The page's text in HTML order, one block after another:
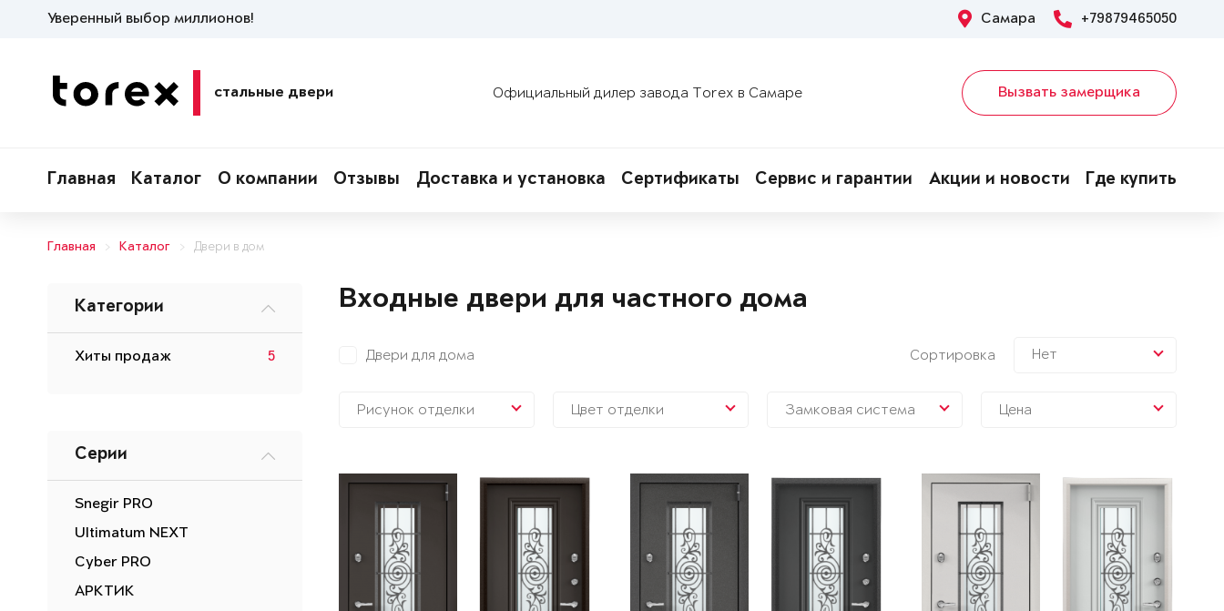
Уверенный выбор миллионов! Самара +79879465050
стальные двери Официальный дилер завода Torex в Самаре Вызвать замерщика
Главная Каталог О компании Отзывы Доставка и установка Сертификаты Сервис и гарантии Акции и новости Где купить
Главная Каталог Двери в дом
Категории
Хиты продаж 5
Серии
Snegir PRO
Ultimatum NEXT
Cyber PRO
АРКТИК
Входные двери для частного дома
Двери для дома Сортировка Нет
Рисунок отделки Цвет отделки Замковая система Цена